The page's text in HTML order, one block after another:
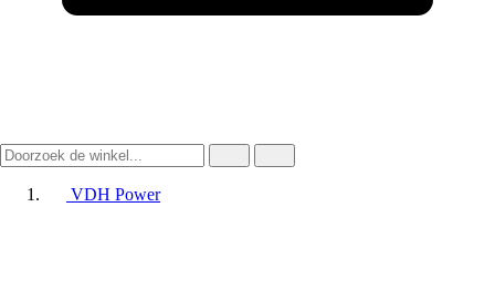
VDH Power